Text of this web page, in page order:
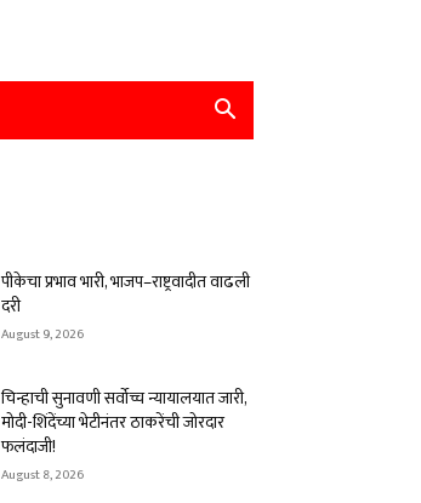
पीकेचा प्रभाव भारी, भाजप–राष्ट्रवादीत वाढली
दरी
August 9, 2026
चिन्हाची सुनावणी सर्वोच्च न्यायालयात जारी,
मोदी-शिंदेंच्या भेटीनंतर ठाकरेंची जोरदार
फलंदाजी!
August 8, 2026